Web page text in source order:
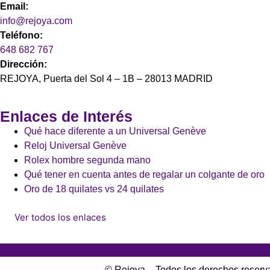
Email:
info@rejoya.com
Teléfono:
648 682 767
Dirección:
REJOYA, Puerta del Sol 4 – 1B – 28013 MADRID
Enlaces de Interés
Qué hace diferente a un Universal Genève
Reloj Universal Genève
Rolex hombre segunda mano
Qué tener en cuenta antes de regalar un colgante de oro
Oro de 18 quilates vs 24 quilates
Ver todos los enlaces